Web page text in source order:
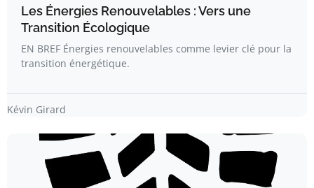
Les Énergies Renouvelables : Vers une
Transition Écologique
EN BREF Énergies renouvelables comme levier clé pour la
transition énergétique.
Kévin Girard